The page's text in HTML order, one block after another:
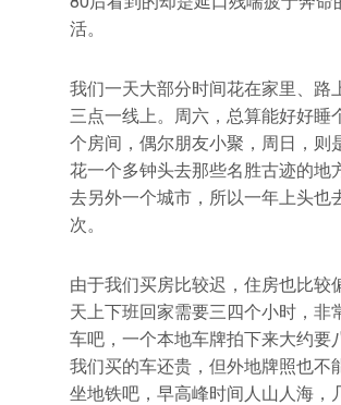
活。
我们一天大部分时间花在家里、路
三点一线上。周六，总算能好好睡
个房间，偶尔朋友小聚，周日，则
花一个多钟头去那些名胜古迹的地
去另外一个城市，所以一年上头也
次。
由于我们买房比较迟，住房也比较
天上下班回家需要三四个小时，非
车吧，一个本地车牌拍下来大约要
我们买的车还贵，但外地牌照也不
坐地铁吧，早高峰时间人山人海，